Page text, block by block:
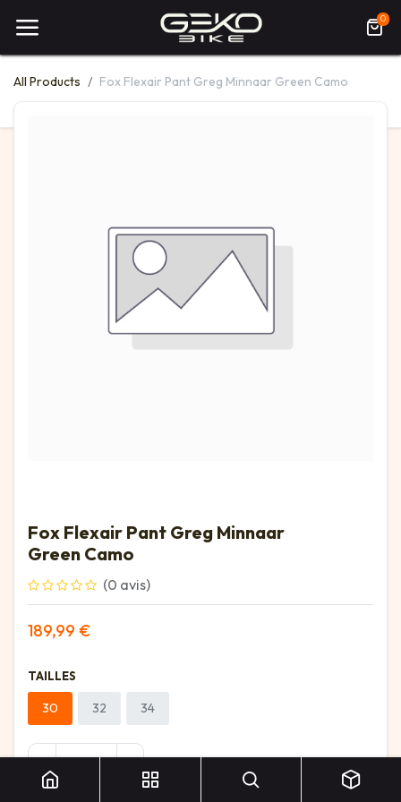
0
All Products Fox Flexair Pant Greg Minnaar Green Camo
Fox Flexair Pant Greg Minnaar
Green Camo
(0 avis)
189,99 €
TAILLES
30 32 34